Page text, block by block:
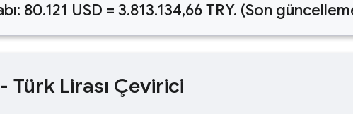
80.121 USD = 3.813.134,66 TRY. (Son
Türk Lirası Çevirici